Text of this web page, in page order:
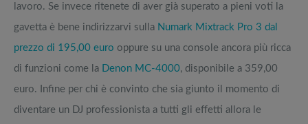
lavoro. Se invece ritenete di aver già superato a pieni voti la
gavetta è bene indirizzarvi sulla Numark Mixtrack Pro 3 dal
prezzo di 195,00 euro oppure su una console ancora più ricca
di funzioni come la Denon MC-4000, disponibile a 359,00
euro. Infine per chi è convinto che sia giunto il momento di
diventare un DJ professionista a tutti gli effetti allora le